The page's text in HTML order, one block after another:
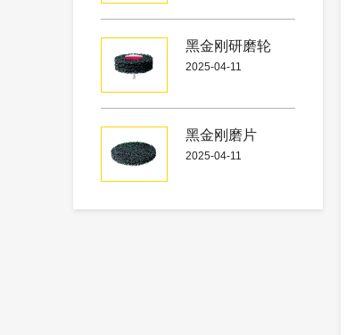
黑金刚研磨轮
2025-04-11
黑金刚磨片
2025-04-11